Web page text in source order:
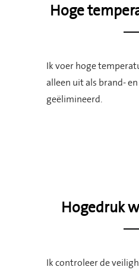
Hoge
Ik voer hoge
alleen uit als brand-
geëlimineerd.
Hogedruk
Ik controleer de